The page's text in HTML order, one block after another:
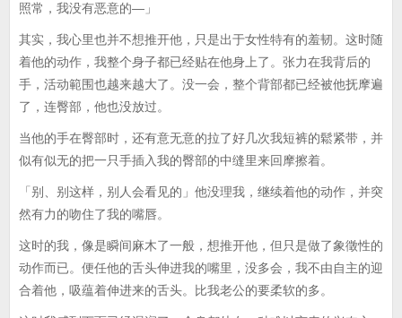
照常，我没有恶意的—」
其实，我心里也并不想推开他，只是出于女性特有的羞韧。这时随
着他的动作，我整个身子都已经贴在他身上了。张力在我背后的
手，活动範围也越来越大了。没一会，整个背部都已经被他抚摩遍
了，连臀部，他也没放过。
当他的手在臀部时，还有意无意的拉了好几次我短裤的鬆紧带，并
似有似无的把一只手插入我的臀部的中缝里来回摩擦着。
「别、别这样，别人会看见的」他没理我，继续着他的动作，并突
然有力的吻住了我的嘴唇。
这时的我，像是瞬间麻木了一般，想推开他，但只是做了象徵性的
动作而已。便任他的舌头伸进我的嘴里，没多会，我不由自主的迎
合着他，吸蕴着伸进来的舌头。比我老公的要柔软的多。